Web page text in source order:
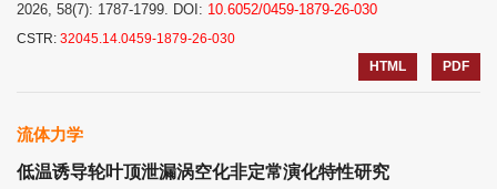
2026, 58(7): 1787-1799. DOI: 10.6052/0459-1879-26-030
CSTR: 32045.14.0459-1879-26-030
HTML
PDF
流体力学
低温诱导轮叶顶泄漏涡空化非定常演化特性研究